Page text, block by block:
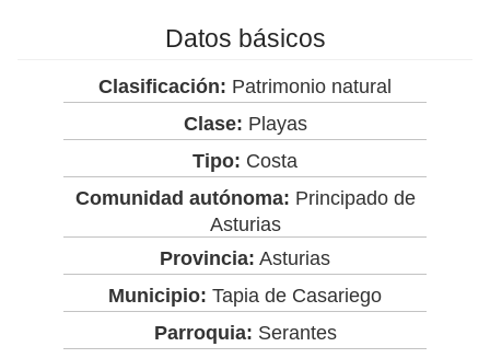
Datos básicos
Clasificación: Patrimonio natural
Clase: Playas
Tipo: Costa
Comunidad autónoma: Principado de
Asturias
Provincia: Asturias
Municipio: Tapia de Casariego
Parroquia: Serantes